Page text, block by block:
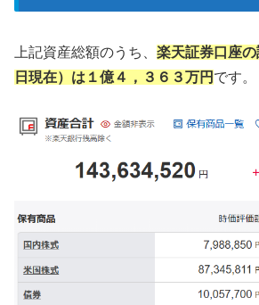
上記資産総額のうち、 楽天証券口座
日現在）は１億４，３６３万円 です。